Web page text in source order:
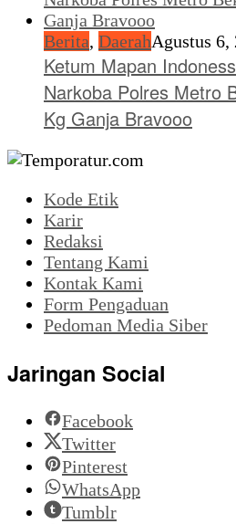
Berita, DaerahAgustus 6,
Ketum Mapan
Narkoba Polres Metro
Kg Ganja Bravooo
Kode Etik
Karir
Redaksi
Tentang Kami
Kontak Kami
Form Pengaduan
Pedoman Media Siber
Jaringan Social
Facebook
Twitter
Pinterest
WhatsApp
Tumblr